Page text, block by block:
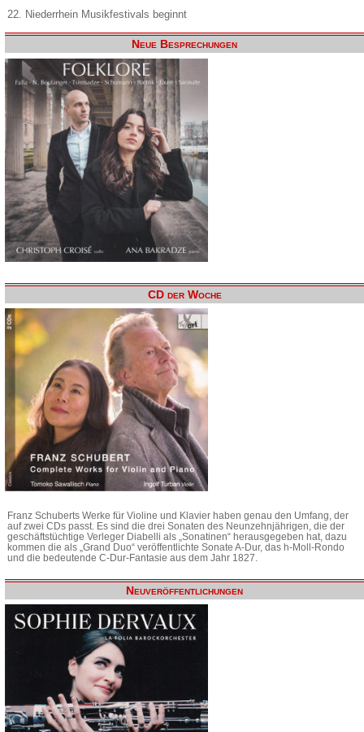
22. Niederrhein Musikfestivals beginnt
Neue Besprechungen
CD der Woche
Franz Schuberts Werke für Violine und Klavier haben genau den Umfang, der
auf zwei CDs passt. Es sind die drei Sonaten des Neunzehnjährigen, die der
geschäftstüchtige Verleger Diabelli als „Sonatinen“ herausgegeben hat, dazu
kommen die als „Grand Duo“ veröffentlichte Sonate A-Dur, das h-Moll-Rondo
und die bedeutende C-Dur-Fantasie aus dem Jahr 1827.
Neuveröffentlichungen